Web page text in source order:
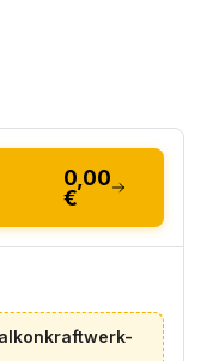
0,00
€